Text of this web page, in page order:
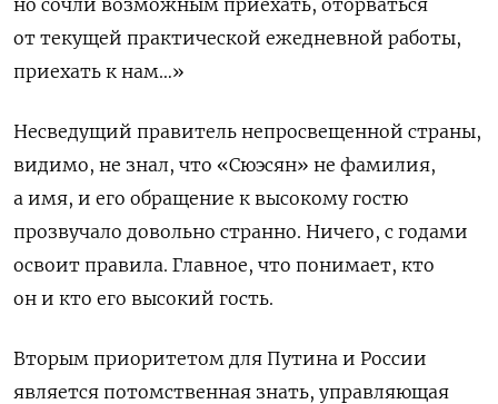
от текущей практической ежедневной работы,
приехать к нам…»
Несведущий правитель непросвещенной страны,
видимо, не знал, что «Сюэсян» не фамилия,
а имя, и его обращение к высокому гостю
прозвучало довольно странно. Ничего, с годами
освоит правила. Главное, что понимает, кто
он и кто его высокий гость.
Вторым приоритетом для Путина и России
является потомственная знать, управляющая